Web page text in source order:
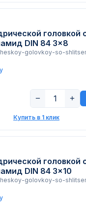
головкой
DIN 84 3x8
golovkoy-so-
− +
Купить в 1 клик
головкой
DIN 84 3x10
golovkoy-so-